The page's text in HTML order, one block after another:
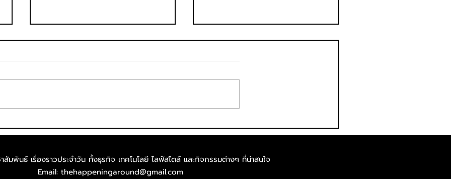
เปาโล รังสิต หนุน “ข้าวหอม
ปทุม” จากวิสาหกิจชุมชน
เปลี่ยนทุกมื้ออาหารในโรง
Thailand Bull Run ชวน
คาราวานกระทิงดุ สัมผัส
ธรรมชาติจังหวัดนครนายก
สัมพันธ์ เรื่องราวประจำวัน ทั้งธุรกิจ เทคโนโลยี ไลฟ์สไตล์​ และกิจกรรมต่างๆ ที่น่าสนใจ
Email: thehappeningaround@gmail.com